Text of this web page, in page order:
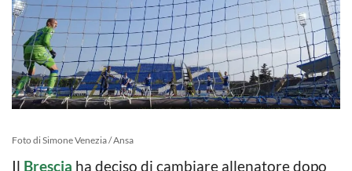
Foto di Simone Venezia / Ansa
Il Brescia ha deciso di cambiare allenatore dopo